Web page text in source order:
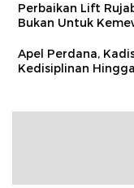
Perbaikan Lift
Bukan Untuk
Apel Perdana,
Kedisiplinan